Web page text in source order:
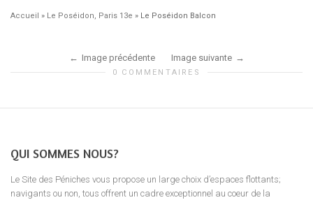
Accueil » Le Poséidon, Paris 13e » Le Poséidon Balcon
Image précédente Image suivante
0 COMMENTAIRES
QUI SOMMES NOUS?
Le Site des Péniches vous propose un large choix d’espaces flottants;
navigants ou non, tous offrent un cadre exceptionnel au coeur de la